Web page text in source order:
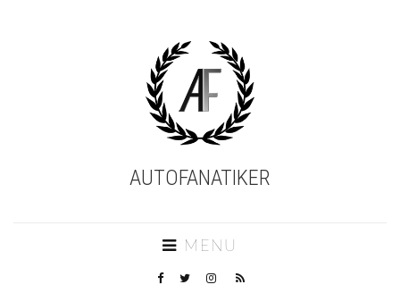
AUTOFANATIKER
MENU